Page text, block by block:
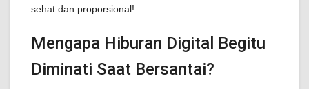
sehat dan proporsional!
Mengapa Hiburan Digital Begitu
Diminati Saat Bersantai?